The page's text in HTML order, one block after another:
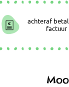
achteraf
factuur